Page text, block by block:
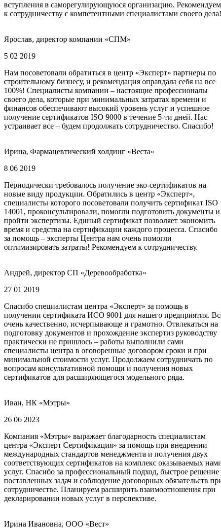
вступления в саморегулирующуюся организацию. Рекомендуем
к сотрудничеству с компетентными специалистами своего дела!
Ярослав, директор компании «СПМ»
5 02 2019
Нам посоветовали обратиться в центр «Эксперт» партнеры по
строительному бизнесу, и рекомендация оправдала себя на все
100%! Специалисты компании – настоящие профессионалы
своего дела, которые при минимальных затратах времени и
финансов обеспечивают высокий уровень услуг и успешное
получение сертификатов ISO 9000 в течение 5-ти дней. Нас
устраивает все – будем продолжать сотрудничество. Спасибо!
Ирина, Фармацевтический холдинг «Веста»
8 06 2019
Периодически требовалось получение эко-сертификатов на
новые виду продукции. Обратились в центр «Эксперт»,
специалисты которого посоветовали получить сертификат ISO
14001, проконсультировали, помогли подготовить документы и
пройти экспертизы. Единый сертификат позволяет экономить
время и средства на сертификации каждого процесса. Спасибо
за помощь – эксперты Центра нам очень помогли
оптимизировать затраты! Рекомендуем к сотрудничеству.
Андрей, директор СП «Деревообработка»
27 01 2019
Спасибо специалистам центра «Эксперт» за помощь в
получении сертификата ИСО 9001 для нашего предприятия.
очень качественно, исчерпывающе и грамотно. Отвлекаться на
подготовку документов и прохождение экспертиз руководству
практически не пришлось – работы выполнили сами
специалисты центра в оговоренные договором сроки и при
минимальной стоимости услуг. Продолжаем сотрудничать по
вопросам консультативной помощи и получения новых
сертификатов для расширяющегося модельного ряда.
Иван, НК «Мэтры»
26 06 2023
Компания «Мэтры» выражает благодарность специалистам
центра «Эксперт Сертификация» за помощь при внедрении
международных стандартов менеджмента и получения двух
соответствующих сертификатов на комплекс оказываемых
услуг. Спасибо за профессиональный подход, быстрое решение
поставленных задач и соблюдение договорных обязательств
сотрудничестве. Планируем расширить взаимоотношения при
декларировании новых услуг в перспективе.
Ирина Ивановна, ООО «Вест»